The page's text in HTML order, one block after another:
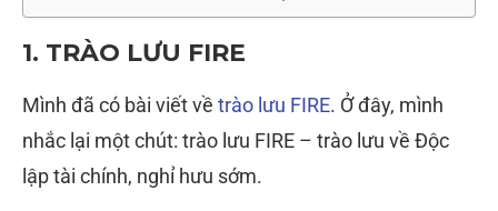
1. TRÀO LƯU FIRE
Mình đã có bài viết về trào lưu FIRE. Ở đây, mình
nhắc lại một chút: trào lưu FIRE – trào lưu về Độc
lập tài chính, nghỉ hưu sớm.